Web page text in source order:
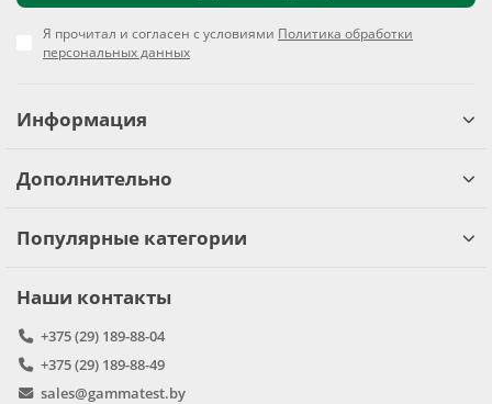
Я прочитал и согласен с условиями Политика обработки
персональных данных
Информация
Дополнительно
Популярные категории
Наши контакты
+375 (29) 189-88-04
+375 (29) 189-88-49
sales@gammatest.by